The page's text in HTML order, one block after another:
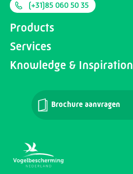
(+31)85 060 50 35
Products
Services
Knowledge & Inspiration
Brochure aanvragen